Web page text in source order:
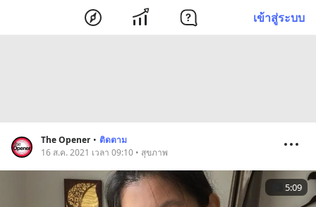
เข้าสู่ระบบ
The Opener • ติดตาม
16 ส.ค. 2021 เวลา 09:10 • สุขภาพ
5:09